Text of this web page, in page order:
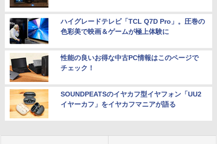
ハイグレードテレビ「TCL Q7D Pro」。圧巻の
色彩美で映画＆ゲームが極上体験に
性能の良いお得な中古PC情報はこのページで
チェック！
SOUNDPEATSのイヤカフ型イヤフォン「UU2
イヤーカフ」をイヤカフマニアが語る